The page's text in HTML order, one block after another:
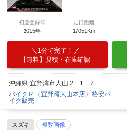
初度登録年
2015年
走行距離
17051Km
1分で完了！
【無料】見積・在庫確認
沖縄県 宜野湾市大山２−１−７
バイクＲ（宜野湾大山本店）格安バ
イク販売
スズキ 複数画像